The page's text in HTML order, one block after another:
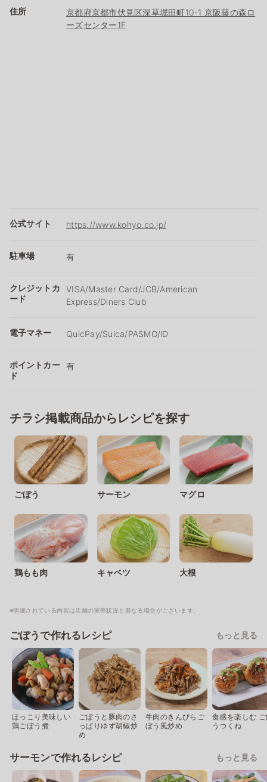
住所
京都府京都市伏見区深草堀田町10-1 京阪藤の森ロ
ーズセンター1F
公式サイト https://www.kohyo.co.jp/
駐車場 有
クレジットカ
ード
VISA/Master Card/JCB/American
Express/Diners Club
電子マネー QuicPay/Suica/PASMO/iD
ポイントカー
ド
有
チラシ掲載商品からレシピを探す
ごぼう サーモン マグロ
鶏もも肉 キャベツ 大根
※明細されている内容は店舗の実売状況と異なる場合がございます。
ごぼうで作れるレシピ もっと見る
ほっこり美味しい
鶏ごぼう煮
ごぼうと豚肉のさ
っぱりゆず胡椒炒
め
牛肉のきんぴらご
ぼう風炒め
食感を楽しむ
うつくね
サーモンで作れるレシピ もっと見る